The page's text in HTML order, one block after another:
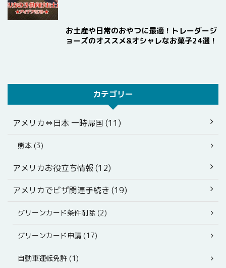
お土産や日常のおやつに最適！トレーダージ
ョーズのオススメ&オシャレなお菓子24選！
カテゴリー
アメリカ⇔日本 一時帰国 (11)
熊本 (3)
アメリカお役立ち情報 (12)
アメリカでビザ関連手続き (19)
グリーンカード条件削除 (2)
グリーンカード申請 (17)
自動車運転免許 (1)